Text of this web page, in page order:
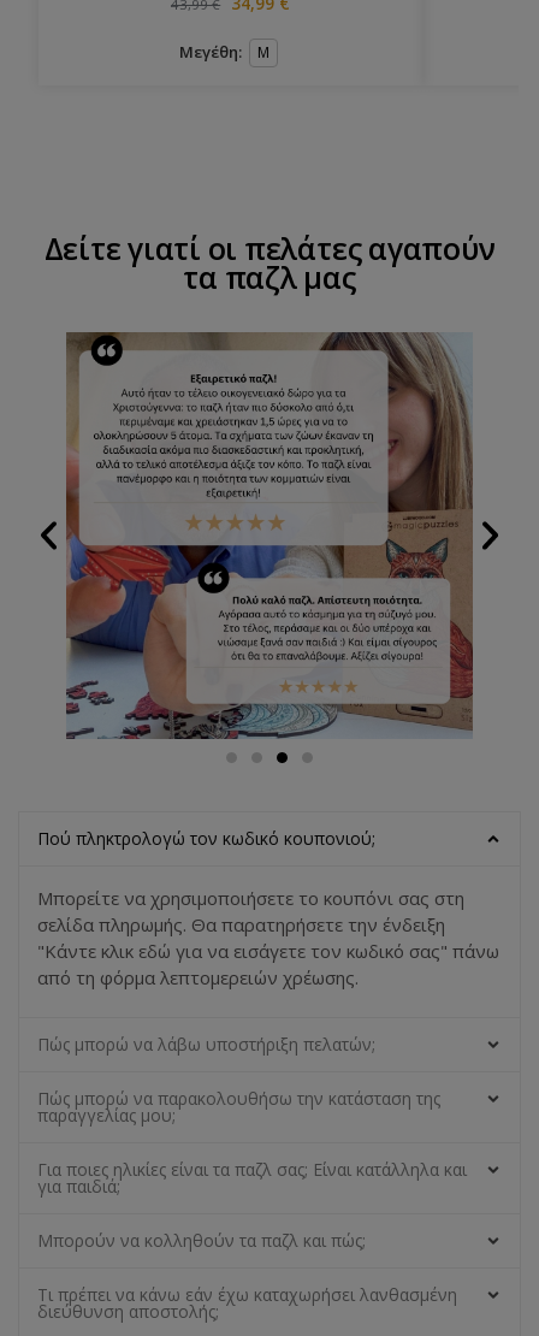
43,99€
Μεγέθη: M
Δείτε γιατί οι πελάτες αγαπούν
τα παζλ μας
Πού πληκτρολογώ τον κωδικό κουπονιού;
Μπορείτε να χρησιμοποιήσετε το κουπόνι σας στη
σελίδα πληρωμής. Θα παρατηρήσετε την ένδειξη
"Κάντε κλικ εδώ για να εισάγετε τον κωδικό σας" πάνω
από τη φόρμα λεπτομερειών χρέωσης.
Πώς μπορώ να λάβω υποστήριξη πελατών;
Πώς μπορώ να παρακολουθήσω την κατάσταση της
παραγγελίας μου;
Για ποιες ηλικίες είναι τα παζλ σας; Είναι κατάλληλα και
για παιδιά;
Μπορούν να κολληθούν τα παζλ και πώς;
Τι πρέπει να κάνω εάν έχω καταχωρήσει λανθασμένη
διεύθυνση αποστολής;